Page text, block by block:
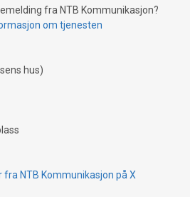
fra NTB Kommunikasjon?
om tjenesten
hus)
fra NTB Kommunikasjon på X